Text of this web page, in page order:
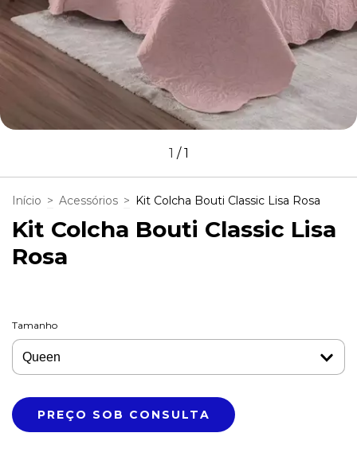
1 /1
Início > Acessórios > Kit Colcha Bouti Classic Lisa Rosa
Kit Colcha Bouti Classic Lisa
Rosa
Tamanho